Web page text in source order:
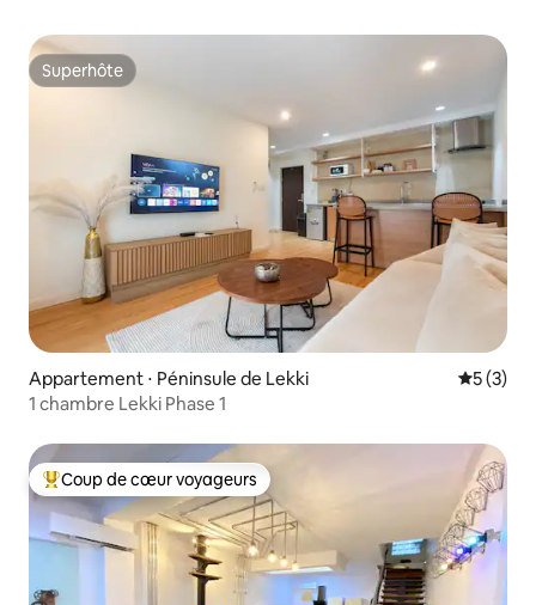
Superhôte
Superhôte
Appartement ⋅ Péninsule de Lekki
5 (3)
1 chambre Lekki Phase 1
Coups de cœur voyageurs les plus appréciés
Coup de cœur voyageurs